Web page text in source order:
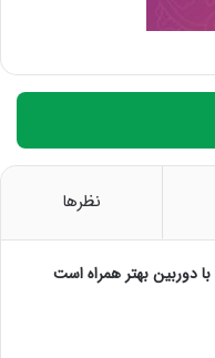
نظرها